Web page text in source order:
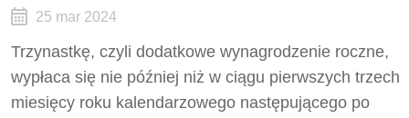
25 mar 2024
Trzynastkę, czyli dodatkowe wynagrodzenie roczne,
wypłaca się nie później niż w ciągu pierwszych trzech
miesięcy roku kalendarzowego następującego po